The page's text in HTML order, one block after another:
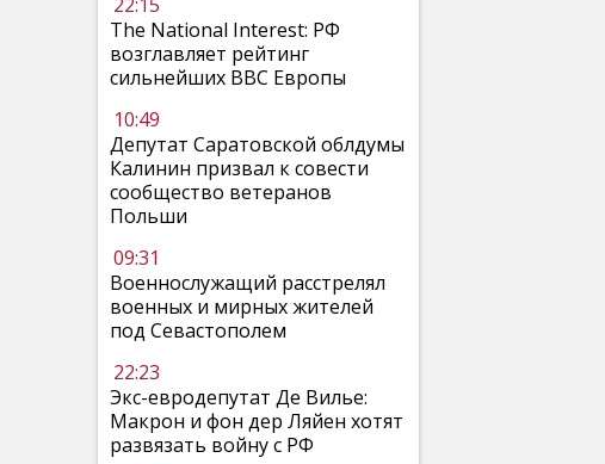
The National Interest: РФ
возглавляет рейтинг
сильнейших ВВС Европы
10:49
Депутат Саратовской облдумы
Калинин призвал к совести
сообщество ветеранов
Польши
09:31
Военнослужащий расстрелял
военных и мирных жителей
под Севастополем
22:23
Экс-евродепутат Де Вилье:
Макрон и фон дер Ляйен хотят
развязать войну с РФ